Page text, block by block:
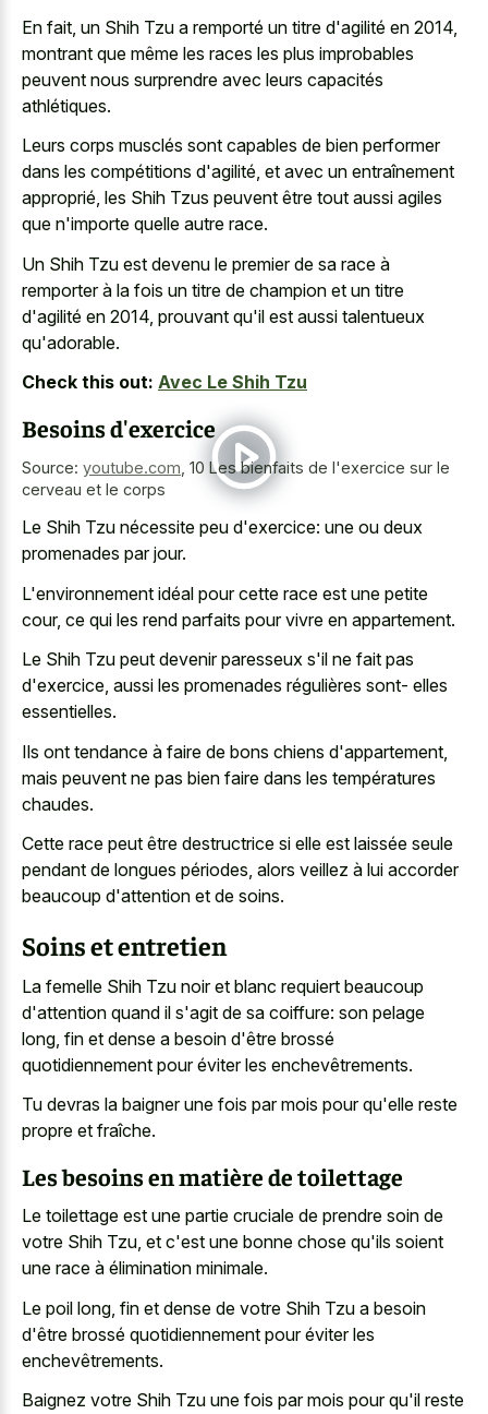
En fait, un Shih Tzu a remporté un titre d'agilité en 2014,
montrant que même les races les plus improbables
peuvent nous surprendre avec leurs capacités
athlétiques.
Leurs corps musclés sont capables de bien performer
dans les compétitions d'agilité, et avec un entraînement
approprié, les Shih Tzus peuvent être tout aussi agiles
que n'importe quelle autre race.
Un Shih Tzu est devenu le premier de sa race à
remporter à la fois un titre de champion et un titre
d'agilité en 2014, prouvant qu'il est aussi talentueux
qu'adorable.
Check this out: Avec Le Shih Tzu
Besoins d'exercice
Source: youtube.com 10 Les bienfaits de l'exercice sur le
cerveau et le corps
Le Shih Tzu nécessite peu d'exercice: une ou deux
promenades par jour.
L'environnement idéal pour cette race est une petite
cour, ce qui les rend parfaits pour vivre en appartement.
Le Shih Tzu peut devenir paresseux s'il ne fait pas
d'exercice, aussi les promenades régulières sont- elles
essentielles.
Ils ont tendance à faire de bons chiens d'appartement,
mais peuvent ne pas bien faire dans les températures
chaudes.
Cette race peut être destructrice si elle est laissée seule
pendant de longues périodes, alors veillez à lui accorder
beaucoup d'attention et de soins.
Soins et entretien
La femelle Shih Tzu noir et blanc requiert beaucoup
d'attention quand il s'agit de sa coiffure: son pelage
long, fin et dense a besoin d'être brossé
quotidiennement pour éviter les enchevêtrements.
Tu devras la baigner une fois par mois pour qu'elle reste
propre et fraîche.
Les besoins en matière de toilettage
Le toilettage est une partie cruciale de prendre soin de
votre Shih Tzu, et c'est une bonne chose qu'ils soient
une race à élimination minimale.
Le poil long, fin et dense de votre Shih Tzu a besoin
d'être brossé quotidiennement pour éviter les
enchevêtrements.
Baignez votre Shih Tzu une fois par mois pour qu'il reste